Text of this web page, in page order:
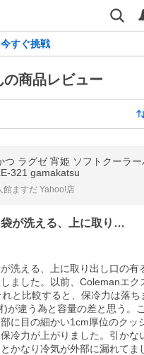
すぐ挑戦
商品レビュー
つ ラグゼ 宵姫 ソフトクーラ
321 gamakatsu
館ますだ Yahoo!店
コンパクト、内袋が洗える、上に取り出し…
洗える、上に取り出し口の有
ました。以前、Colemanエク
と比較すると、保冷力は落ち
)が違う為と容量の差と思う。
に目の細かい1cm厚位のクッ
冷力が上がりました。引かな
かなり冷気が外部に漏れてま